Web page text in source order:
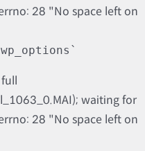
28 "No space left on
`wp_options`
full
waiting for
28 "No space left on